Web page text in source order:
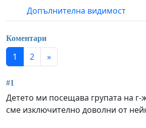
Допълнителна видимост
Коментари
1 2 »
#1
Детето ми посещава групата на
сме изключително доволни от